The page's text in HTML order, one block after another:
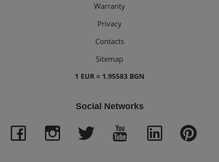
Warranty
Privacy
Contacts
Sitemap
1 EUR = 1.95583 BGN
Social Networks